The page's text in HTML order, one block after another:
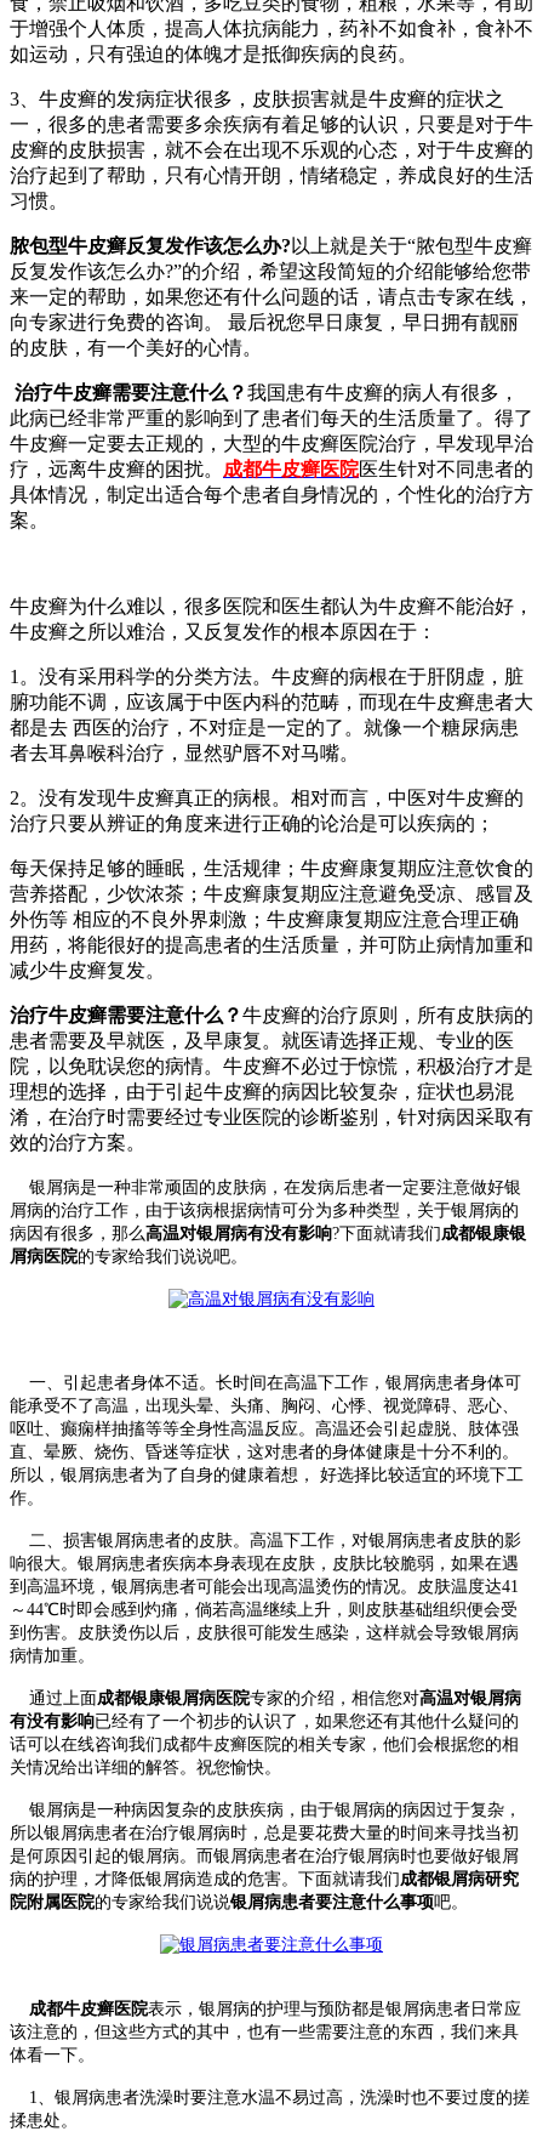
于增强个人体质，提高人体抗病能力，药补不如食补，食补不
如运动，只有强迫的体魄才是抵御疾病的良药。
3、牛皮癣的发病症状很多，皮肤损害就是牛皮癣的症状之
一，很多的患者需要多余疾病有着足够的认识，只要是对于牛
皮癣的皮肤损害，就不会在出现不乐观的心态，对于牛皮癣的
治疗起到了帮助，只有心情开朗，情绪稳定，养成良好的生活
习惯。
脓包型牛皮癣反复发作该怎么办? 以上就是关于“脓包型牛皮癣
反复发作该怎么办?”的介绍，希望这段简短的介绍能够给您带
来一定的帮助，如果您还有什么问题的话，请点击专家在线，
向专家进行免费的咨询。 最后祝您早日康复，早日拥有靓丽
的皮肤，有一个美好的心情。
治疗牛皮癣需要注意什么？我国患有牛皮癣的病人有很多，
此病已经非常严重的影响到了患者们每天的生活质量了。得了
牛皮癣一定要去正规的，大型的牛皮癣医院治疗，早发现早治
疗，远离牛皮癣的困扰。 成都牛皮癣医院医生针对不同患者的
具体情况，制定出适合每个患者自身情况的，个性化的治疗方
案。
牛皮癣为什么难以，很多医院和医生都认为牛皮癣不能治好，
牛皮癣之所以难治，又反复发作的根本原因在于：
1。没有采用科学的分类方法。牛皮癣的病根在于肝阴虚，脏
腑功能不调，应该属于中医内科的范畴，而现在牛皮癣患者大
都是去 西医的治疗，不对症是一定的了。就像一个糖尿病患
者去耳鼻喉科治疗，显然驴唇不对马嘴。
2。没有发现牛皮癣真正的病根。相对而言，中医对牛皮癣的
治疗只要从辨证的角度来进行正确的论治是可以疾病的；
每天保持足够的睡眠，生活规律；牛皮癣康复期应注意饮食的
营养搭配，少饮浓茶；牛皮癣康复期应注意避免受凉、感冒及
外伤等 相应的不良外界刺激；牛皮癣康复期应注意合理正确
用药，将能很好的提高患者的生活质量，并可防止病情加重和
减少牛皮癣复发。
治疗牛皮癣需要注意什么？牛皮癣的治疗原则，所有皮肤病的
患者需要及早就医，及早康复。就医请选择正规、专业的医
院，以免耽误您的病情。牛皮癣不必过于惊慌，积极治疗才是
理想的选择，由于引起牛皮癣的病因比较复杂，症状也易混
淆，在治疗时需要经过专业医院的诊断鉴别，针对病因采取有
效的治疗方案。
银屑病是一种非常顽固的皮肤病，在发病后患者一定要注意做好银
屑病的治疗工作，由于该病根据病情可分为多种类型，关于银屑病的
病因有很多，那么高温对银屑病有没有影响?下面就请我们成都银康银
屑病医院的专家给我们说说吧。
一、引起患者身体不适。长时间在高温下工作，银屑病患者身体可
能承受不了高温，出现头晕、头痛、胸闷、心悸、视觉障碍、恶心、
呕吐、癫痫样抽搐等等全身性高温反应。高温还会引起虚脱、肢体强
直、晕厥、烧伤、昏迷等症状，这对患者的身体健康是十分不利的。
所以，银屑病患者为了自身的健康着想， 好选择比较适宜的环境下工
作。
二、损害银屑病患者的皮肤。高温下工作，对银屑病患者皮肤的影
响很大。银屑病患者疾病本身表现在皮肤，皮肤比较脆弱，如果在遇
到高温环境，银屑病患者可能会出现高温烫伤的情况。皮肤温度达41
～44℃时即会感到灼痛，倘若高温继续上升，则皮肤基础组织便会受
到伤害。皮肤烫伤以后，皮肤很可能发生感染，这样就会导致银屑病
病情加重。
通过上面成都银康银屑病医院专家的介绍，相信您对高温对银屑病
有没有影响已经有了一个初步的认识了，如果您还有其他什么疑问的
话可以在线咨询我们成都牛皮癣医院的相关专家，他们会根据您的相
关情况给出详细的解答。祝您愉快。
银屑病是一种病因复杂的皮肤疾病，由于银屑病的病因过于复杂，
所以银屑病患者在治疗银屑病时，总是要花费大量的时间来寻找当初
是何原因引起的银屑病。而银屑病患者在治疗银屑病时也要做好银屑
病的护理，才降低银屑病造成的危害。下面就请我们成都银屑病研究
院附属医院的专家给我们说说银屑病患者要注意什么事项吧。
成都牛皮癣医院表示，银屑病的护理与预防都是银屑病患者日常应
该注意的，但这些方式的其中，也有一些需要注意的东西，我们来具
体看一下。
1、银屑病患者洗澡时要注意水温不易过高，洗澡时也不要过度的搓
揉患处。